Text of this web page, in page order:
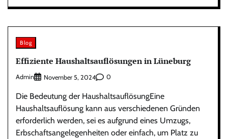
Blog
Effiziente Haushaltsauflösungen in Lüneburg
Admin November 5, 2024 0
Die Bedeutung der HaushaltsauflösungEine
Haushaltsauflösung kann aus verschiedenen Gründen
erforderlich werden, sei es aufgrund eines Umzugs,
Erbschaftsangelegenheiten oder einfach, um Platz zu